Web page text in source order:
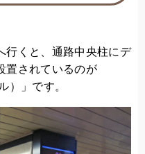
行くと、通路中央柱にデ
置されているのが
）」です。